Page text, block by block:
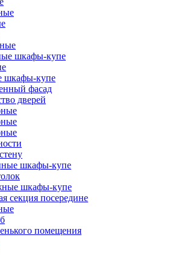
шкафы-купе
шкафы-купе
фасад
дверей
шкафы-купе
шкафы-купе
секция посередине
помещения